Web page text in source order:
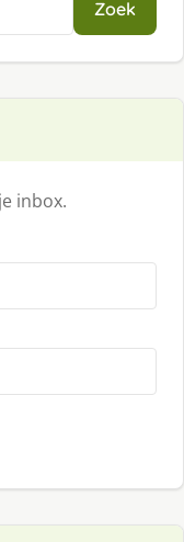
Zoek
inbox.